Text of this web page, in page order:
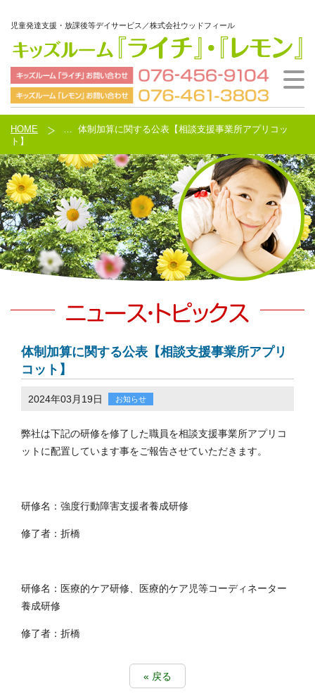
児童発達支援・放課後等デイサービス／株式会社ウッドフィール
HOME … 体制加算に関する公表【相談支援事業所アプリコッ
ト】
体制加算に関する公表【相談支援事業所アプリ
コット】
2024年03月19日 お知らせ
弊社は下記の研修を修了した職員を相談支援事業所アプリコ
ットに配置しています事をご報告させていただきます。
研修名：強度行動障害支援者養成研修
修了者：折橋
研修名：医療的ケア研修、医療的ケア児等コーディネーター
養成研修
修了者：折橋
« 戻る